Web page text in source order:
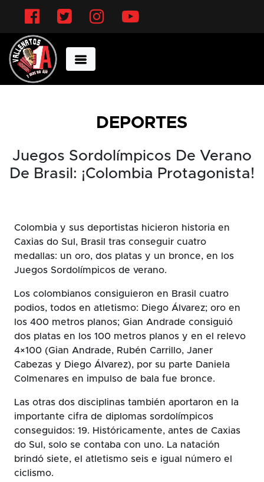
DEPORTES
Juegos Sordolímpicos De Verano
De Brasil: ¡Colombia Protagonista!
Colombia y sus deportistas hicieron historia en
Caxias do Sul, Brasil tras conseguir cuatro
medallas: un oro, dos platas y un bronce, en los
Juegos Sordolímpicos de verano.
Los colombianos consiguieron en Brasil cuatro
podios, todos en atletismo: Diego Álvarez; oro en
los 400 metros planos; Gian Andrade consiguió
dos platas en los 100 metros planos y en el relevo
4×100 (Gian Andrade, Rubén Carrillo, Janer
Cabezas y Diego Álvarez), por su parte Daniela
Colmenares en impulso de bala fue bronce.
Las otras dos disciplinas también aportaron en la
importante cifra de diplomas sordolímpicos
conseguidos: 19. Históricamente, antes de Caxias
do Sul, solo se contaba con uno. La natación
brindó siete, el atletismo seis e igual número el
ciclismo.